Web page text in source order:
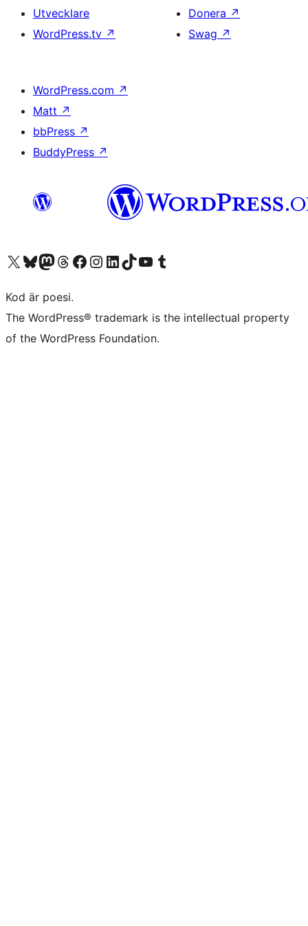
Utvecklare
WordPress.tv ↗
Donera ↗
Swag ↗
WordPress.com ↗
Matt ↗
bbPress ↗
BuddyPress ↗
Besök vår X-konto (f.d. Twitter)
Besök vårt Bluesky-konto
Besök vårt Mastodon-konto
Besök vårt Thread-konto
Besök vår Facebook-sidaBesök vårt Instagram-konto
Besök vårt LinkedIn-konto
Besök vårt TikTok-konto
Besök vår YouTube-kanalBesök vårt Tumblr-konto
Kod är poesi.
The WordPress® trademark is the intellectual property
of the WordPress Foundation.